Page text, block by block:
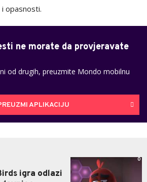
opasnosti.
ne morate da provjeravate
od drugih, preuzmite Mondo mobilnu
APLIKACIJU
igra odlazi
0